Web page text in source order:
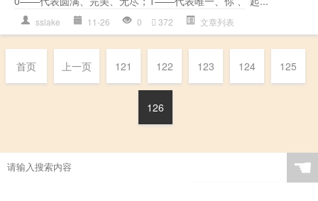
sslake 11-26 0 372 文章列表
首页 上一页 121 122 123 124 125
126
☚